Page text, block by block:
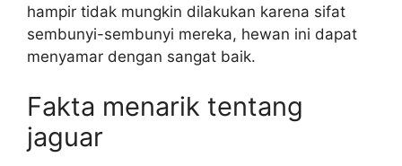
hampir tidak mungkin dilakukan karena sifat
sembunyi-sembunyi mereka, hewan ini dapat
menyamar dengan sangat baik.
Fakta menarik tentang
jaguar